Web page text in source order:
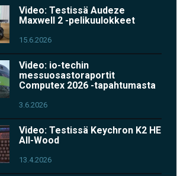
Video: Testissä Audeze
Maxwell 2 -pelikuulokkeet
15.6.2026
Video: io-techin
messuosastoraportit
Computex 2026 -tapahtumasta
3.6.2026
Video: Testissä Keychron K2 HE
All-Wood
13.4.2026